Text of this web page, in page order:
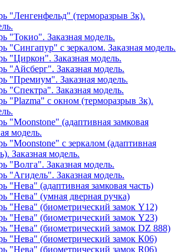
"Ленгенфельд" (терморазрыв 3к).
"Токио". Заказная модель.
"Сингапур" с зеркалом. Заказная модель.
"Циркон". Заказная модель.
"Айсберг". Заказная модель.
"Премиум". Заказная модель.
"Спектра". Заказная модель.
"Plazma" с окном (терморазрыв 3к).
"Moonstone" (адаптивная замковая
модель.
"Moonstone" с зеркалом (адаптивная
Заказная модель.
"Волга". Заказная модель.
"Агидель". Заказная модель.
"Нева" (адаптивная замковая часть)
"Нева" (умная дверная ручка)
"Нева" (биометрический замок Y12)
"Нева" (биометрический замок Y23)
"Нева" (биометрический замок DZ 888)
"Нева" (биометрический замок К06)
"Нева" (биометрический замок R06)